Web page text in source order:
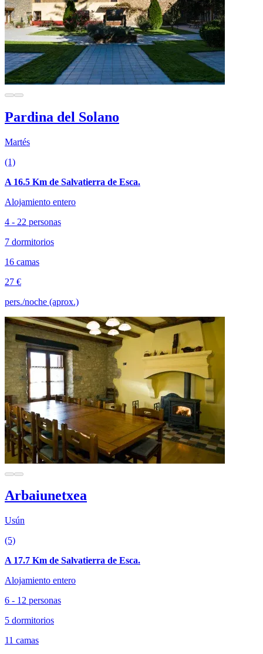
Pardina del Solano
Martés
(1)
A 16.5 Km de Salvatierra de Esca.
Alojamiento entero
4 - 22 personas
7 dormitorios
16 camas
27 €
pers./noche (aprox.)
Arbaiunetxea
Usún
(5)
A 17.7 Km de Salvatierra de Esca.
Alojamiento entero
6 - 12 personas
5 dormitorios
11 camas